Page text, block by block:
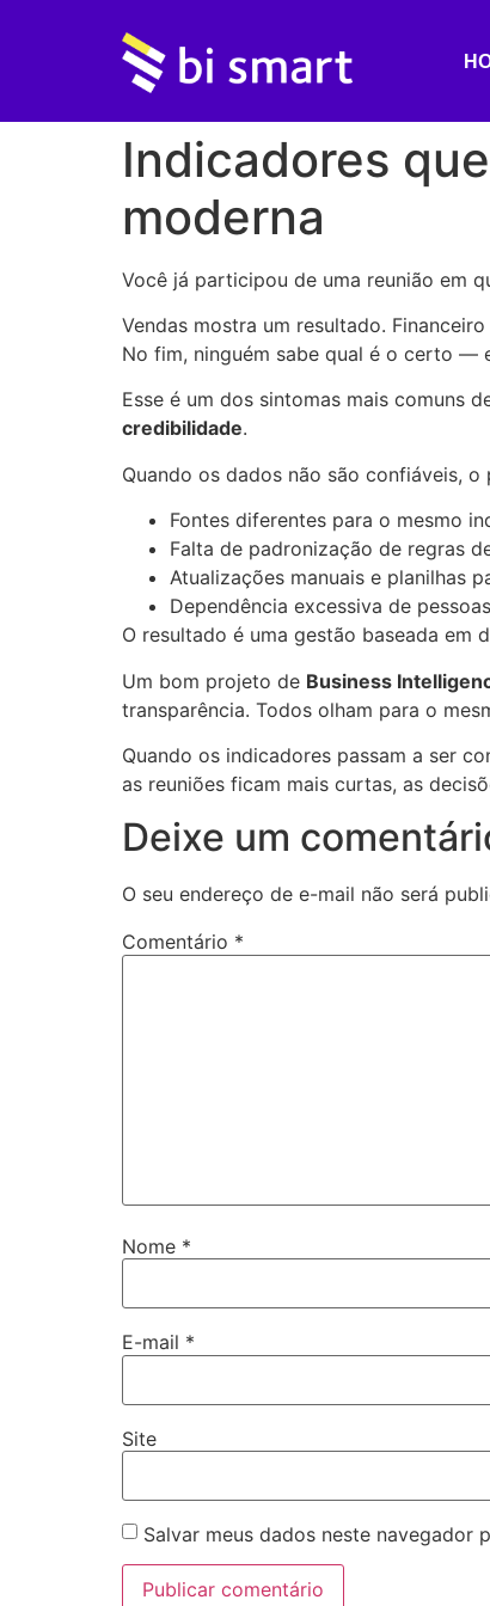
Indicadores
moderna
Você já participou de uma reunião em
Vendas mostra um resultado.
No fim, ninguém sabe qual é o certo —
Esse é um dos sintomas mais comuns
credibilidade.
Quando os dados não são confiáveis,
Fontes diferentes para o mesmo
Falta de padronização de regras
Atualizações manuais e planilhas
Dependência excessiva de
O resultado é uma gestão baseada em
Um bom projeto de Business
transparência. Todos olham para o
Quando os indicadores passam a ser
as reuniões ficam mais curtas, as
Deixe um
O seu endereço de e-mail não será
Comentário *
Nome *
E-mail *
Site
Salvar meus dados neste navegador